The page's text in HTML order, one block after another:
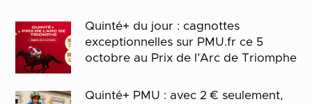
Quinté+ du jour : cagnottes
exceptionnelles sur PMU.fr ce 5
octobre au Prix de l’Arc de Triomphe
Quinté+ PMU : avec 2 € seulement,